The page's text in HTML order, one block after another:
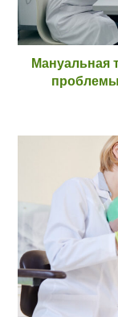
Мануальная
проблемы